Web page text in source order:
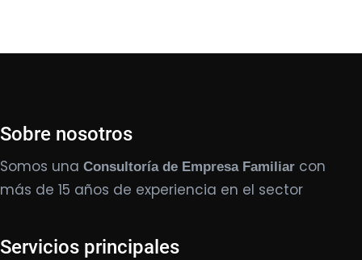
Sobre nosotros
Somos una Consultoría de Empresa Familiar con
más de 15 años de experiencia en el sector
Servicios principales